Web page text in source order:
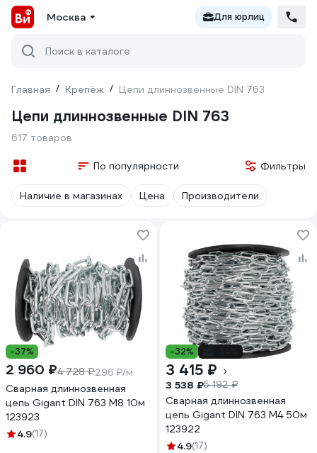
Москва Для юрлиц
Поиск в каталоге
Главная / Крепёж / Цепи длиннозвенные DIN 763
Цепи длиннозвенные DIN 763
617 товаров
По популярности Фильтры
Наличие в магазинах Цена Производители
-37%
2 960 ₽4 728 ₽296 ₽/м
Сварная длиннозвенная
цепь Gigant DIN 763 M8 10м
123923
4.9(17)
-32%
3 415 ₽
3 538 ₽5 192 ₽
Сварная длиннозвенная
цепь Gigant DIN 763 M4 50м
123922
4.9(17)